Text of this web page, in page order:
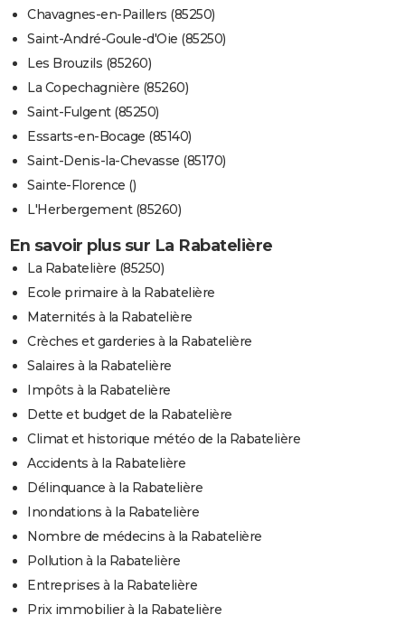
Chavagnes-en-Paillers (85250)
Saint-André-Goule-d'Oie (85250)
Les Brouzils (85260)
La Copechagnière (85260)
Saint-Fulgent (85250)
Essarts-en-Bocage (85140)
Saint-Denis-la-Chevasse (85170)
Sainte-Florence ()
L'Herbergement (85260)
En savoir plus sur La Rabatelière
La Rabatelière (85250)
Ecole primaire à la Rabatelière
Maternités à la Rabatelière
Crèches et garderies à la Rabatelière
Salaires à la Rabatelière
Impôts à la Rabatelière
Dette et budget de la Rabatelière
Climat et historique météo de la Rabatelière
Accidents à la Rabatelière
Délinquance à la Rabatelière
Inondations à la Rabatelière
Nombre de médecins à la Rabatelière
Pollution à la Rabatelière
Entreprises à la Rabatelière
Prix immobilier à la Rabatelière